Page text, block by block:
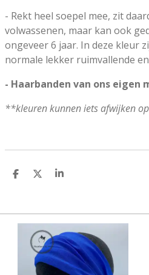
- Rekt heel soepel mee, zit
volwassenen, maar kan ook
ongeveer 6 jaar. In deze kleur
normale lekker ruimvallende
- Haarbanden van ons
**kleuren kunnen iets afwijken
D
N
D
S
E